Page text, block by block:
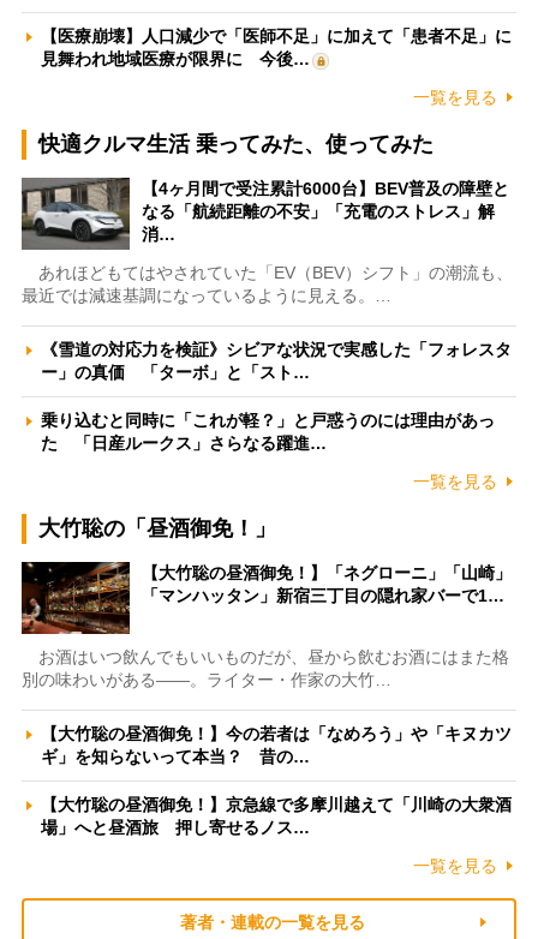
【医療崩壊】人口減少で「医師不足」に加えて「患者不足」に
見舞われ地域医療が限界に 今後…
一覧を見る
快適クルマ生活 乗ってみた、使ってみた
【4ヶ月間で受注累計6000台】BEV普及の障壁と
なる「航続距離の不安」「充電のストレス」解
消…
あれほどもてはやされていた「EV（BEV）シフト」の潮流も、
最近では減速基調になっているように見える。…
《雪道の対応力を検証》シビアな状況で実感した「フォレスタ
ー」の真価 「ターボ」と「スト…
乗り込むと同時に「これが軽？」と戸惑うのには理由があっ
た 「日産ルークス」さらなる躍進…
一覧を見る
大竹聡の「昼酒御免！」
【大竹聡の昼酒御免！】「ネグローニ」「山崎」
「マンハッタン」新宿三丁目の隠れ家バーで1…
お酒はいつ飲んでもいいものだが、昼から飲むお酒にはまた格
別の味わいがある――。ライター・作家の大竹…
【大竹聡の昼酒御免！】今の若者は「なめろう」や「キヌカツ
ギ」を知らないって本当？ 昔の…
【大竹聡の昼酒御免！】京急線で多摩川越えて「川崎の大衆酒
場」へと昼酒旅 押し寄せるノス…
一覧を見る
著者・連載の一覧を見る